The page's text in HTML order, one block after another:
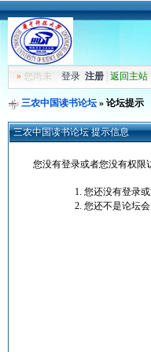
»您尚未 登录 注册| 返回主站|
三农中国读书论坛» 论坛提示
三农中国读书论坛 提示信息
您没有登录或者您没有权限
您还没有登录
您还不是论坛